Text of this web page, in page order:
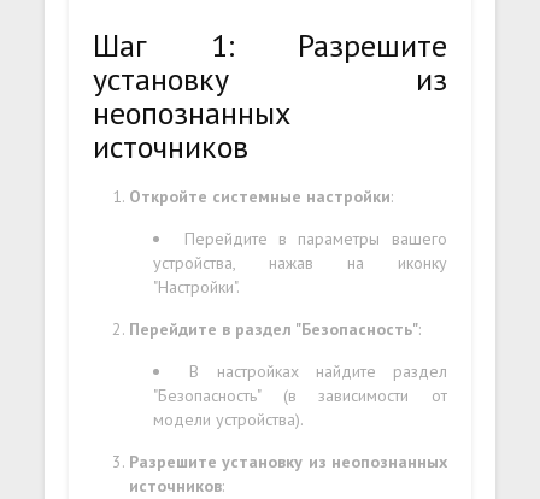
Шаг 1: Разрешите
установку из
неопознанных
источников
Откройте системные настройки:
Перейдите в параметры вашего
устройства, нажав на иконку
"Настройки".
Перейдите в раздел "Безопасность":
В настройках найдите раздел
"Безопасность" (в зависимости от
модели устройства).
Разрешите установку из неопознанных
источников: